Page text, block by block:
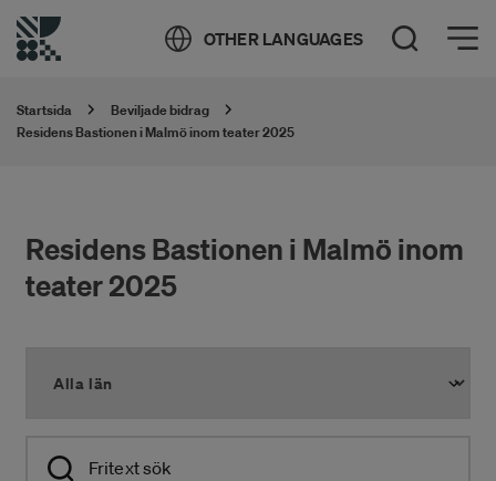
OTHER LANGUAGES Öppna sök
Öppna meny
Startsida
Beviljade bidrag
Residens Bastionen i Malmö inom teater 2025
Residens Bastionen i Malmö inom
teater 2025